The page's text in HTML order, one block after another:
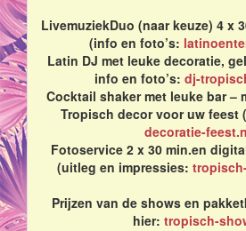
LivemuziekDuo (naar keuze) 4 x
(info en foto’s:
Latin DJ met leuke decoratie,
info en foto’s: dj-
Cocktail shaker met leuke bar –
Tropisch decor voor uw feest
decoratie-
Fotoservice 2 x 30 min.en
(uitleg en impressies:
Prijzen van de shows en
hier: tropisch-